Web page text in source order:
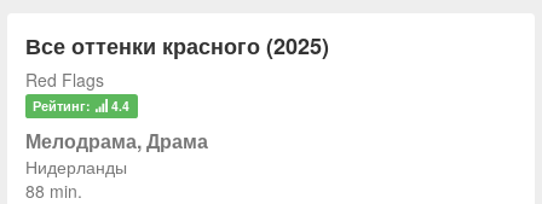
Все оттенки красного (2025)
Red Flags
Рейтинг: 4.4
Мелодрама, Драма
Нидерланды
88 min.